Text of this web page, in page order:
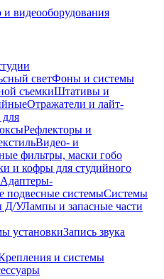
светФоны и системы
съемкиШтативы и
Отражатели и лайт-
Рефлекторы и
Видео- и
фильтры, маски гобо
и кофры для студийного
Адаптеры-
подвесные системыСистемы
Д/УЛампы и запасные части
установкиЗапись звука
и системы